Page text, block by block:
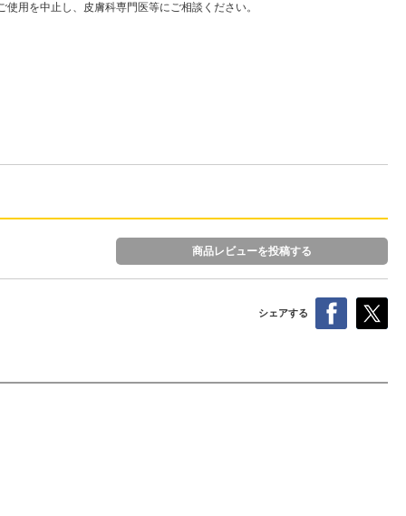
用を中止し、皮膚科専門医等にご相談ください。
商品レビューを投稿する
シェアする